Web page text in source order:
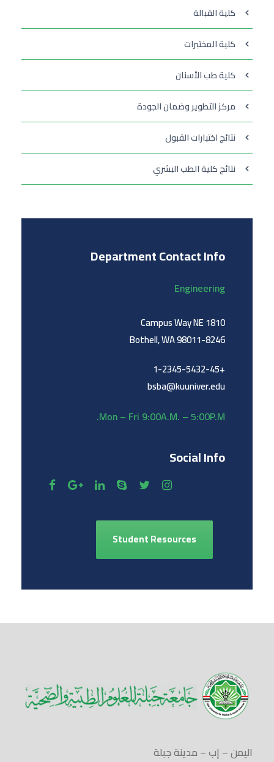
كلية القبالة
كلية المختبرات
كلية طب الأسنان
مركز التطوير وضمان الجودة
نتائج اختبارات القبول
نتائج كلية الطب البشري
Department Contact Info
Engineering
1810 Campus Way NE
Bothell, WA 98011-8246
+1-2345-5432-45
bsba@kuuniver.edu
Mon – Fri 9:00A.M. – 5:00P.M.
Social Info
Student Resources
اليمن – إب – مدينة جبلة